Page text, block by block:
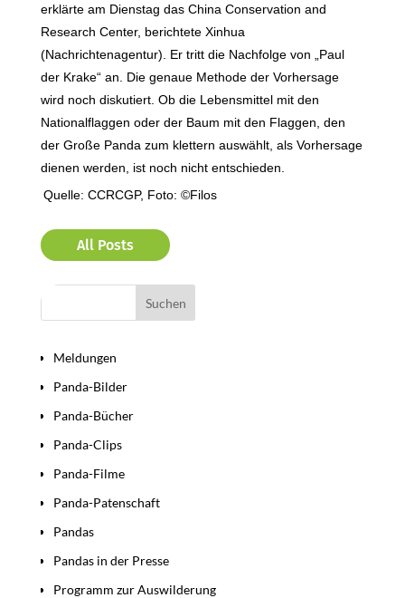
erklärte am Dienstag das China Conservation and
Research Center, berichtete Xinhua
(Nachrichtenagentur). Er tritt die Nachfolge von „Paul
der Krake“ an. Die genaue Methode der Vorhersage
wird noch diskutiert. Ob die Lebensmittel mit den
Nationalflaggen oder der Baum mit den Flaggen, den
der Große Panda zum klettern auswählt, als Vorhersage
dienen werden, ist noch nicht entschieden.
Quelle: CCRCGP, Foto: ©Filos
All Posts
Meldungen
Panda-Bilder
Panda-Bücher
Panda-Clips
Panda-Filme
Panda-Patenschaft
Pandas
Pandas in der Presse
Programm zur Auswilderung